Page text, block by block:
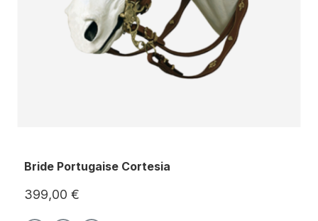
Bride Portugaise Cortesia
399,00 €